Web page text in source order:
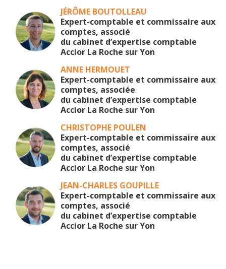
JÉRÔME BOUTOLLEAU
Expert-comptable et commissaire aux
comptes, associé
du cabinet d’expertise comptable
Accior La Roche sur Yon
ANNE HERMOUET
Expert-comptable et commissaire aux
comptes, associée
du cabinet d’expertise comptable
Accior La Roche sur Yon
CHRISTOPHE POULEN
Expert-comptable et commissaire aux
comptes, associé
du cabinet d’expertise comptable
Accior La Roche sur Yon
JEAN-CHARLES GOUPILLE
Expert-comptable et commissaire aux
comptes, associé
du cabinet d’expertise comptable
Accior La Roche sur Yon